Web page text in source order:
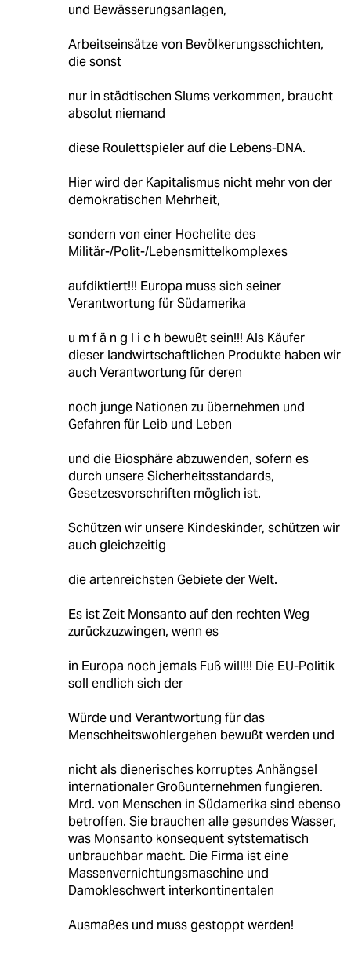
und Bewässerungsanlagen,
Arbeitseinsätze von Bevölkerungsschichten,
die sonst
nur in städtischen Slums verkommen, braucht
absolut niemand
diese Roulettspieler auf die Lebens-DNA.
Hier wird der Kapitalismus nicht mehr von der
demokratischen Mehrheit,
sondern von einer Hochelite des
Militär-/Polit-/Lebensmittelkomplexes
aufdiktiert!!! Europa muss sich seiner
Verantwortung für Südamerika
u m f ä n g l i c h bewußt sein!!! Als Käufer
dieser landwirtschaftlichen Produkte haben wir
auch Verantwortung für deren
noch junge Nationen zu übernehmen und
Gefahren für Leib und Leben
und die Biosphäre abzuwenden, sofern es
durch unsere Sicherheitsstandards,
Gesetzesvorschriften möglich ist.
Schützen wir unsere Kindeskinder, schützen wir
auch gleichzeitig
die artenreichsten Gebiete der Welt.
Es ist Zeit Monsanto auf den rechten Weg
zurückzuzwingen, wenn es
in Europa noch jemals Fuß will!!! Die EU-Politik
soll endlich sich der
Würde und Verantwortung für das
Menschheitswohlergehen bewußt werden und
nicht als dienerisches korruptes Anhängsel
internationaler Großunternehmen fungieren.
Mrd. von Menschen in Südamerika sind ebenso
betroffen. Sie brauchen alle gesundes Wasser,
was Monsanto konsequent sytstematisch
unbrauchbar macht. Die Firma ist eine
Massenvernichtungsmaschine und
Damokleschwert interkontinentalen
Ausmaßes und muss gestoppt werden!